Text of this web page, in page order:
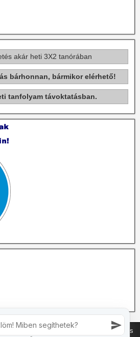
akár heti 3X2 tanórában
bárhonnan, bármikor elérhető!
tanfolyam távoktatásban.
és Társa Kft. Dekmár autós és motoros